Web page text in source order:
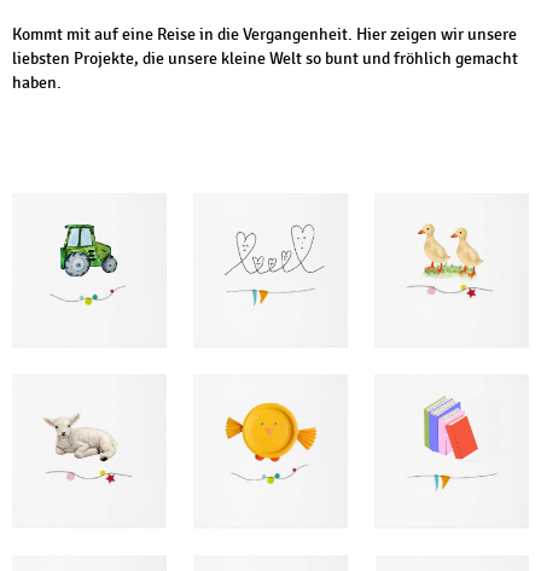
Kommt mit auf eine Reise in die Vergangenheit. Hier zeigen wir unsere
liebsten Projekte, die unsere kleine Welt so bunt und fröhlich gemacht
haben.